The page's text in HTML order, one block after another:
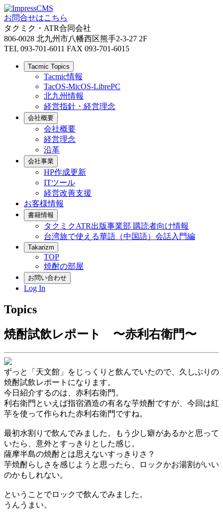
お問合せはこちら
タクミク・ATR合同会社
806-0028 北九州市八幡西区熊手2-3-27 2F
TEL 093-701-6011 FAX 093-701-6015
Tacmic Topics
Tacmic情報
TacOS-MicOS-LibrePC
北九州情報
経営指針・経営理念
会社概要
会社概要
経営理念
沿革
会社事業
HP作成更新
ITツール
経営改善支援
お客様情報
書籍情報
タクミクATR出版事業部 購読者向け情報
台湾旅で使える華語（中国語）会話入門編
Takarizm
TOP
焼酎の部屋
お問い合わせ
Log In
Topics
焼酎試飲レポート 〜赤利右衛門〜
ずっと「天文館」をじっくりと飲んでいたので、久しぶりの
焼酎試飲レポートになります。
今日紹介するのは、赤利右衛門。
利右衛門といえば指宿酒造の有名な芋焼酎ですが、今回は紅
芋を使って作られた赤利右衛門ですね。
最初水割りで飲んでみました。もう少し癖があるかと思って
いたら、意外とすっきりとした感じ。
薩摩半島の焼酎とは思えないすっきりさ？
芋焼酎らしさを感じようと思ったら、ロックかお湯割がいい
のかもしれない。
ということでロックで飲んでみました。
うんうまい。